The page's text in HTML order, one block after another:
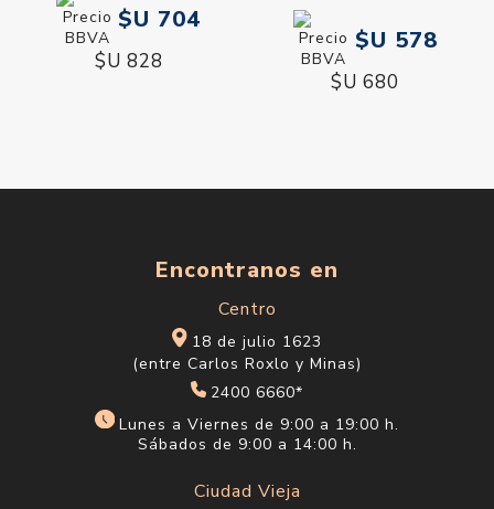
$U 704
$U 828
$U 578
$U 680
Encontranos en
Centro
18 de julio 1623
(entre Carlos Roxlo y Minas)
2400 6660*
Lunes a Viernes de 9:00 a 19:00 h.
Sábados de 9:00 a 14:00 h.
Ciudad Vieja